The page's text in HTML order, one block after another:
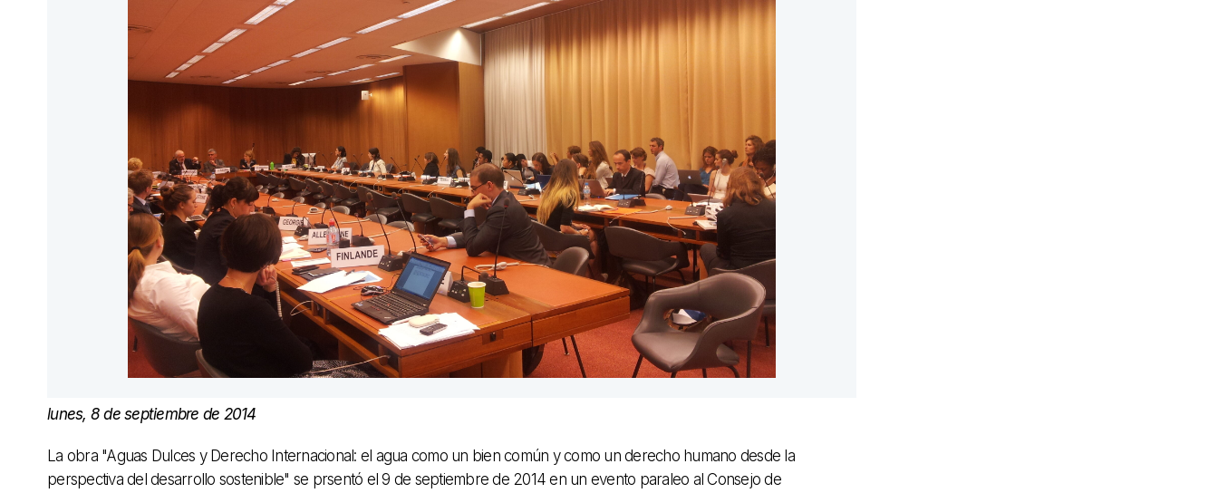
lunes, 8 de septiembre de 2014
La obra "Aguas Dulces y Derecho Internacional: el agua como un bien común y como un derecho humano desde la
perspectiva del desarrollo sostenible" se prsentó el 9 de septiembre de 2014 en un evento paraleo al Consejo de